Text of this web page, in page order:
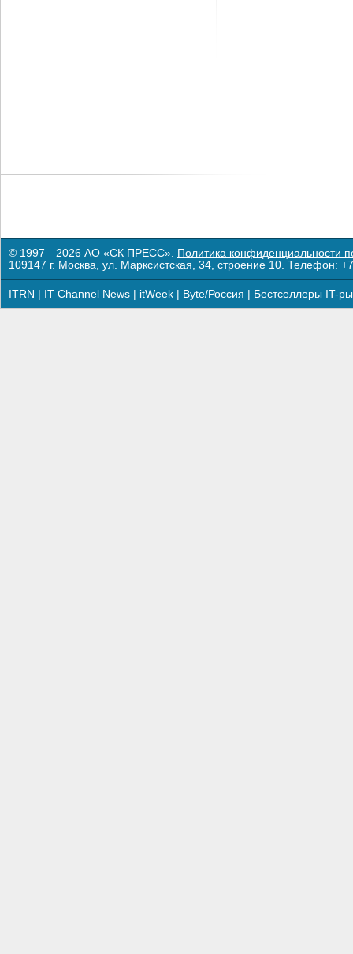
© 1997—2026 АО «СК ПРЕСС». Политика конфиденциальности
109147 г. Москва, ул. Марксистская, 34, строение 10. Телефон:
ITRN IT Channel News itWeek Byte/Россия Бестселлеры IT-